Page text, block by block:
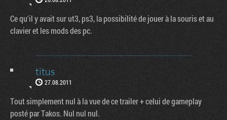
Ce qu'il y avait sur ut3, ps3, la possibilité de jouer à la souris et au
clavier et les mods des pc.
titus
27.08.2011
Tout simplement nul à la vue de ce trailer + celui de gameplay
posté par Takos. Nul nul nul.